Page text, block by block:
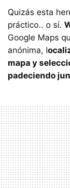
Quizás esta
práctico.. o sí.
Google Maps
anónima, l
mapa y
padeciendo